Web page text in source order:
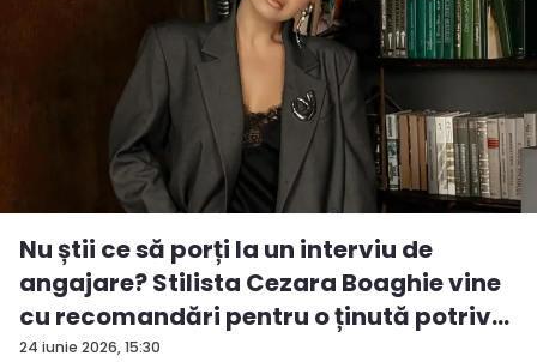
24 iunie 2026, 15:30
Nu știi ce să porți la un interviu de
angajare? Stilista Cezara Boaghie vine
cu recomandări pentru o ținută potriv...